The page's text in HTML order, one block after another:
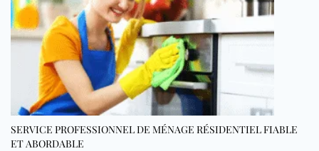
SERVICE PROFESSIONNEL DE MÉNAGE RÉSIDENTIEL FIABLE
ET ABORDABLE